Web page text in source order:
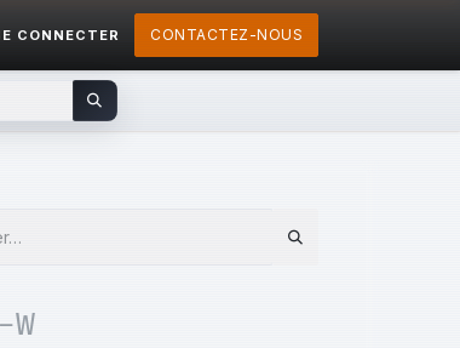
CONNECTER CONTACTEZ-NOUS